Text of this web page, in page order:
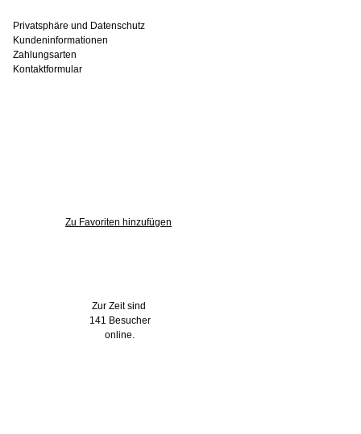
Privatsphäre und Datenschutz
Kundeninformationen
Zahlungsarten
Kontaktformular
Zu Favoriten hinzufügen
Zur Zeit sind
141 Besucher
online.